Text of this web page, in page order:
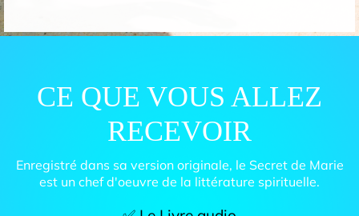
CE QUE VOUS ALLEZ
RECEVOIR
Enregistré dans sa version originale, le Secret de Marie
est un chef d'oeuvre de la littérature spirituelle.